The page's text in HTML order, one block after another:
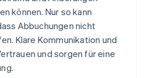
können. Nur so kann
Abbuchungen nicht
Klare Kommunikation und
und sorgen für eine